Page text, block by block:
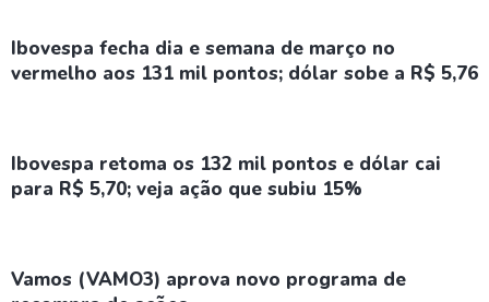
Ibovespa fecha dia e semana de março no
vermelho aos 131 mil pontos; dólar sobe a R$ 5,76
Ibovespa retoma os 132 mil pontos e dólar cai
para R$ 5,70; veja ação que subiu 15%
Vamos (VAMO3) aprova novo programa de